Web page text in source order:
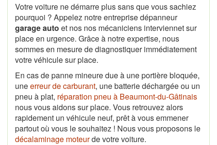
Votre voiture ne démarre plus sans que vous sachiez
pourquoi ? Appelez notre entreprise dépanneur
garage auto et nos nos mécaniciens interviennet sur
place en urgence. Grâce à notre expertise, nous
sommes en mesure de diagnostiquer immédiatement
votre véhicule sur place.
En cas de panne mineure due à une portière bloquée,
uneerreur de carburant, une batterie déchargée ou un
pneu à plat, réparation pneu à Beaumont-du-Gâtinais
nous vous aidons sur place. Vous retrouvez alors
rapidement un véhicule neuf, prêt à vous emmener
partout où vous le souhaitez ! Nous vous proposons le
décalaminage moteurde votre voiture.